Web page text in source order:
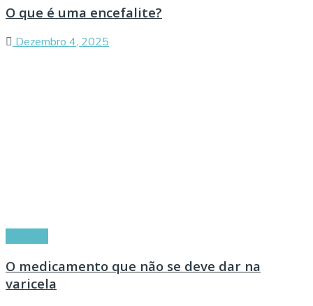
O que é uma encefalite?
Dezembro 4, 2025
O medicamento que não se deve dar na
varicela